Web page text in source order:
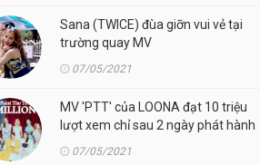
Sana (TWICE) đùa giỡn vui vẻ tại
trường quay MV
07/05/2021
MV 'PTT' của LOONA đạt 10 triệu
lượt xem chỉ sau 2 ngày phát hành
07/05/2021